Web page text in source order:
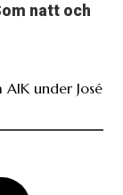
natt och
AIK under José